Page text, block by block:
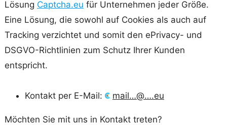
Lösung Captcha.eu für Unternehmen jeder Größe.
Eine Lösung, die sowohl auf Cookies als auch auf
Tracking verzichtet und somit den ePrivacy- und
DSGVO-Richtlinien zum Schutz Ihrer Kunden
entspricht.
Kontakt per E-Mail: mail…@….eu
Möchten Sie mit uns in Kontakt treten?